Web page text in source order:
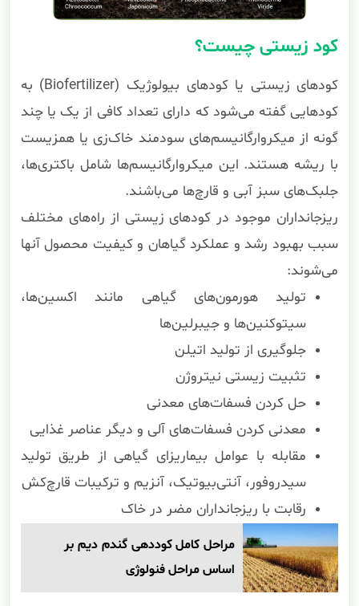
کود زیستی چیست؟
کودهای زیستی یا کودهای بیولوژیک (Biofertilizer) به
کودهایی گفته می‌شود که دارای تعداد کافی از یک یا چند
گونه از میکروارگانیسم‌های سودمند خاک‌زی یا همزیست
با ریشه هستند. این میکروارگانیسم‌ها شامل باکتری‌ها،
جلبک‌های سبز آبی و قارچ‌ها می‌باشند.
ریزجانداران موجود در کودهای زیستی از راه‌های مختلف
سبب بهبود رشد و عملکرد گیاهان و کیفیت محصول آنها
می‌شوند:
تولید هورمون‌های گیاهی مانند اکسین‌ها،
سیتوکنین‌ها و جیبرلین‌ها
جلوگیری از تولید اتیلن
تثبیت زیستی نیتروژن
حل کردن فسفات‌های معدنی
معدنی کردن فسفات‌های آلی و دیگر عناصر غذایی
مقابله با عوامل بیماریزای گیاهی از طریق تولید
سیدروفور، آنتی‌بیوتیک، آنزیم و ترکیبات قارچ‌کش
رقابت با ریزجانداران مضر در خاک
مراحل کامل کوددهی گندم دیم بر
اساس مراحل فنولوژی